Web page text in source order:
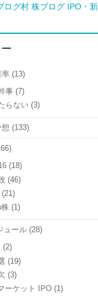
率(13)
事 (7)
らない (3)
想 (133)
(18)
(46)
(21)
(1)
ュール(28)
(2)
(19)
(3)
ーケット IPO (1)